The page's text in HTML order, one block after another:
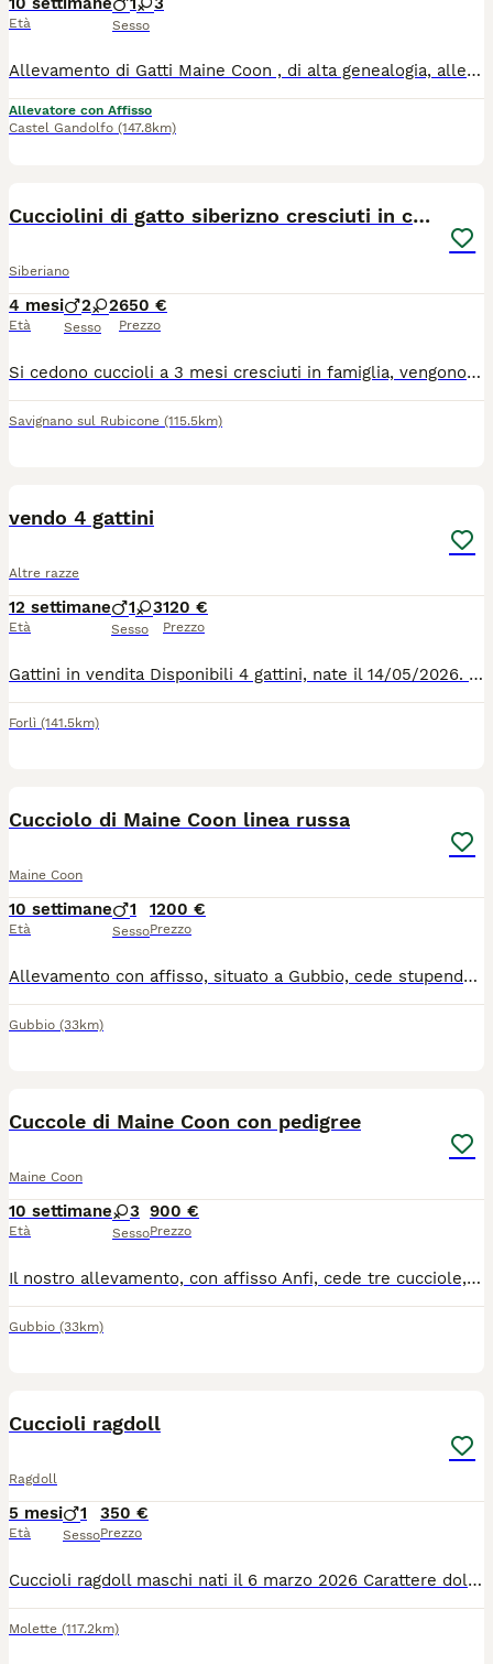
Età Sesso
Allevamento di Gatti Maine Coon , di alta genealogia, allevati con amore. I cuccioli sono figli dei nostri campioni, visibili in allevamento, hanno pedigree FIFè e vengono ceduti solo con pedigree e regolari vaccinazioni.
Allevatore con Affisso
Castel Gandolfo (147.8km)
Cucciolini di gatto siberizno cresciuti in casa
Siberiano
4 mesi
Età
2 2
Sesso
650 €
Prezzo
Si cedono cuccioli a 3 mesi cresciuti in famiglia, vengono ceduti con il pro vaccino e due sverminaziomi e a seguire visita veyerinaris. vengo o ceduti a 650 euro
Savignano sul Rubicone (115.5km)
vendo 4 gattini
Altre razze
12 settimane
Età
1 3
Sesso
120 €
Prezzo
Gattini in vendita Disponibili 4 gattini, nate il 14/05/2026. Sono un incrocio tra una British Shorthair blu color lilla (madre) e un gatto nero comune (padre). * Non sono vaccinate. * Non è stato effettuato il trattamento antiparassitario (sverminazione). Solo consegna a mano a Forlì. Non spedisco.
Forlì (141.5km)
Cucciolo di Maine Coon linea russa
Maine Coon
10 settimane
Età
1
Sesso
1200 €
Prezzo
Allevamento con affisso, situato a Gubbio, cede stupendo cucciolo di Maine Coon black tabby. Nato il 28 Maggio sarà disponibile all' adozione i primi di settembre. Al momento della cessione avrà libretto sanitario con doppia vaccinazione e trattamento antiparassitario, microchip, pedigree Anfi, principali test genetici ed ecocardio dei genitori negativi , regolare contratto di cessione e kit alimentare di benvenuto. Abituato all'uso della lettiera, del tiragraffi e al contatto con i bambini. Per info, foto e video contattateci ! Gradita piccola presentazione !
Gubbio (33km)
Cuccole di Maine Coon con pedigree
Maine Coon
10 settimane
Età
3
Sesso
900 €
Prezzo
Il nostro allevamento, con affisso Anfi, cede tre cucciole, nate il 28 Maggio, linea russa: una bellissima black tabby dalle orecchie lunghissime e due blue high silver tabby dal manto fantastico . Al momento della cessione avranno libretto sanitario con doppia vaccinazione e trattamento antiparassitario, microchip, pedigree Anfi, principali test genetici negativi (HCM, PKDEF, SMA,FIV e Felv) ed ecocardio nella norma di entrambe i genitori, regolare contratto di cessione da compagnia, kit alimentare di benvenuto. Le cucciole sono abituate all' uso della lettiera e del tiragraffi e alla presenza dei bambini. Possibilità di venire a trovarci in allevamento senza impegno ovviamente! Per ulteriori foto, video o info siamo a disposizione!
Gubbio (33km)
Cuccioli ragdoll
Ragdoll
5 mesi
Età
1
Sesso
350 €
Prezzo
Cuccioli ragdoll maschi nati il 6 marzo 2026 Carattere dolcissimo e molto affettuosi ed abituati con altri animali,questa razza di gatto è adatta alla pet teraphy i cuccioli sono svezzati e abituati alla lettiera genitori visibili di nostra proprietà Per ulteriori informazioni scrivere su whatsapp numero 3489802110
Molette (117.2km)